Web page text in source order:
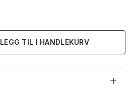
LEGG TIL I HANDLEKURV